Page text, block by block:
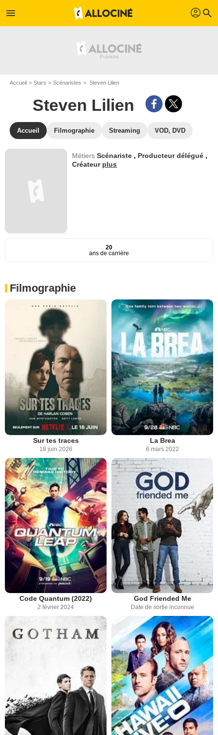
menu profil search
Accueil Stars Scénaristes Steven Lilien
Steven Lilien
Accueil Filmographie Streaming VOD, DVD
MétiersScénariste , Producteur délégué ,
Créateur plus
20
ans de carrière
Filmographie
Sur tes traces
18 juin 2026
La Brea
6 mars 2022
Code Quantum (2022)
2 février 2024
God Friended Me
Date de sortie inconnue